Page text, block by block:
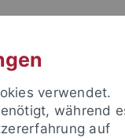
verwendet.
während
auf